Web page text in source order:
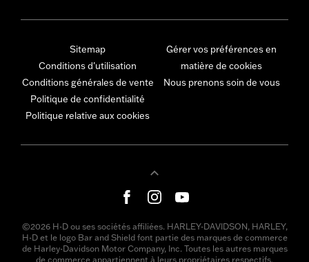
Sitemap
Conditions d'utilisation
Conditions générales de vente
Politique de confidentialité
Politique relative aux cookies
Gérer vos préférences en
matière de cookies
Nous prenons soin de vous
©2026 H-D ou ses sociétés affiliées. HARLEY-DAVIDSON, HARLEY,
H-D et le logo Bar and Shield font partie des marques de commerce
de Harley-Davidson Motor Company, Inc. Toutes les autres marques
de commerce appartiennent à leurs propriétaires respectifs.